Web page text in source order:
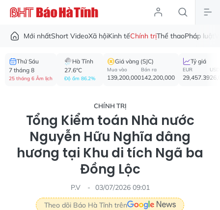
Mới nhấtShort VideoXã hộiKinh tếChính trịThể thaoPháp luật
Thứ Sáu
7 tháng 8
25 tháng 6 Âm lịch
Hà Tĩnh
27.6°C
Độ ẩm 86.2%
Giá vàng (SJC)
Mua vào
139,200,000
Bán ra
142,200,000
Tỷ giá
EUR
29,457.39
USD
CHÍNH TRỊ
Tổng Kiểm toán Nhà nước
Nguyễn Hữu Nghĩa dâng
hương tại Khu di tích Ngã ba
Đồng Lộc
P.V
03/07/2026 09:01
Theo dõi Báo Hà Tĩnh trên